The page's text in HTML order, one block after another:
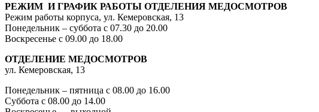
РЕЖИМ И ГРАФИК РАБОТЫ ОТДЕЛЕНИЯ МЕДОСМОТРОВ
Режим работы корпуса, ул. Кемеровская, 13
Понедельник – суббота с 07.30 до 20.00
Воскресенье с 09.00 до 18.00
ОТДЕЛЕНИЕ МЕДОСМОТРОВ
ул. Кемеровская, 13
Понедельник – пятница с 08.00 до 16.00
Суббота с 08.00 до 14.00